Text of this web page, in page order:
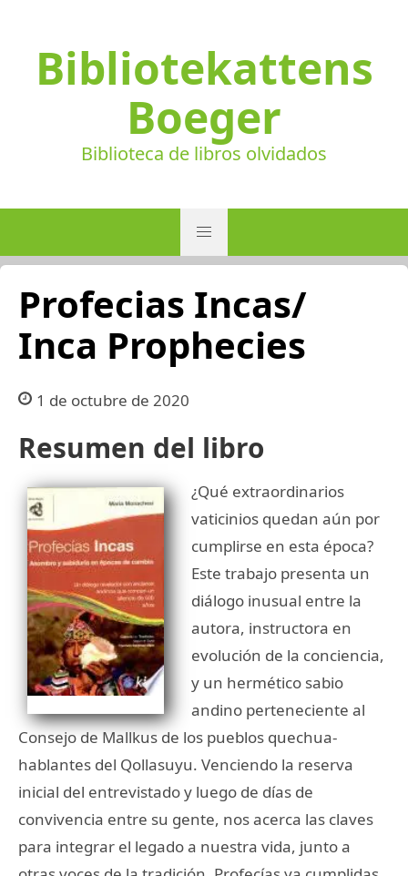
Bibliotekattens
Boeger
Biblioteca de libros olvidados
Profecias Incas/
Inca Prophecies
1 de octubre de 2020
Resumen del libro
¿Qué extraordinarios
vaticinios quedan aún por
cumplirse en esta época?
Este trabajo presenta un
diálogo inusual entre la
autora, instructora en
evolución de la conciencia,
y un hermético sabio
andino perteneciente al
Consejo de Mallkus de los pueblos quechua-
hablantes del Qollasuyu. Venciendo la reserva
inicial del entrevistado y luego de días de
convivencia entre su gente, nos acerca las claves
para integrar el legado a nuestra vida, junto a